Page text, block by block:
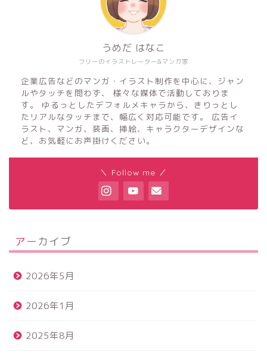
フリーのイラストレーター&マンガ家
うめだ はなこ
企業広告などのマンガ・イラスト制作を中心に、ジャン
ルやタッチを問わず、 様々な媒体で活動しておりま
す。 ゆるっとしたデフォルメキャラから、きりっとし
たリアルなタッチまで、幅広く対応可能です。 広告イ
ラスト、マンガ、装画、挿絵、キャラクターデザインな
ど、お気軽にお声掛けください。
＼ Follow me ／
アーカイブ
2026年5月
2026年1月
2025年8月